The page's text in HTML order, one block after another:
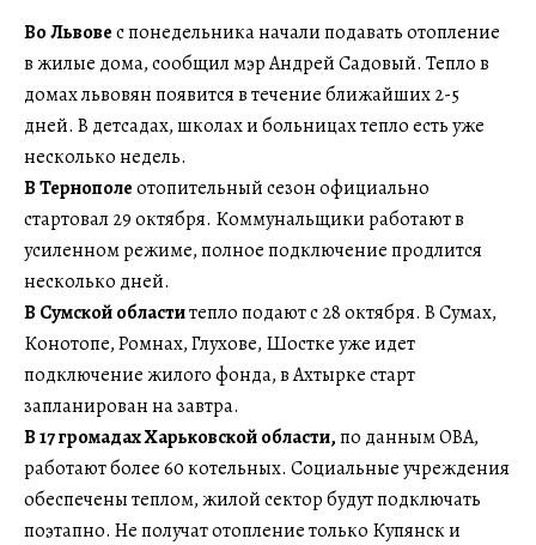
Во Львовес понедельника начали подавать отопление
в жилые дома, сообщил мэр Андрей Садовый. Тепло в
домах львовян появится в течение ближайших 2-5
дней. В детсадах, школах и больницах тепло есть уже
несколько недель.
В Тернополеотопительный сезон официально
стартовал 29 октября. Коммунальщики работают в
усиленном режиме, полное подключение продлится
несколько дней.
В Сумской областитепло подают с 28 октября. В Сумах,
Конотопе, Ромнах, Глухове, Шостке уже идет
подключение жилого фонда, в Ахтырке старт
запланирован на завтра.
В 17 громадах Харьковской области,по данным ОВА,
работают более 60 котельных. Социальные учреждения
обеспечены теплом, жилой сектор будут подключать
поэтапно. Не получат отопление только Купянск и